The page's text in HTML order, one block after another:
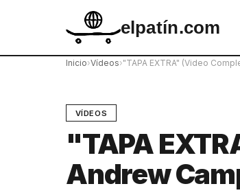
elpatín.com
Inicio›Vídeos›"TAPA EXTRA" (Video
VÍDEOS
"TAPA
Andrew